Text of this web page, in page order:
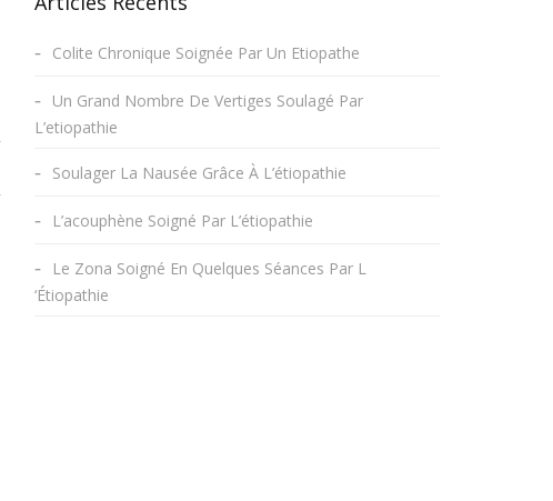
Colite Chronique Soignée Par Un Etiopathe
Un Grand Nombre De Vertiges Soulagé Par
L’etiopathie
Soulager La Nausée Grâce À L’étiopathie
L’acouphène Soigné Par L’étiopathie
Le Zona Soigné En Quelques Séances Par L
‘Étiopathie